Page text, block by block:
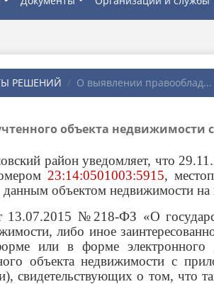
РЕШЕНИЙ О выявлении правооблад...
объекта недвижимости
район уведомляет, что
23:14:0501003:5915,
объектом недвижимости на
13.07.2015 №218-ФЗ «О
либо иное
или в форме электронного
объекта недвижимости с
о том, что